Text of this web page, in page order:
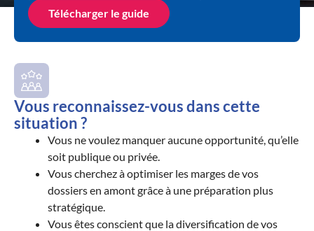
Télécharger le guide
Vous reconnaissez-vous dans cette
situation ?
Vous ne voulez manquer aucune opportunité, qu’elle
soit publique ou privée.
Vous cherchez à optimiser les marges de vos
dossiers en amont grâce à une préparation plus
stratégique.
Vous êtes conscient que la diversification de vos